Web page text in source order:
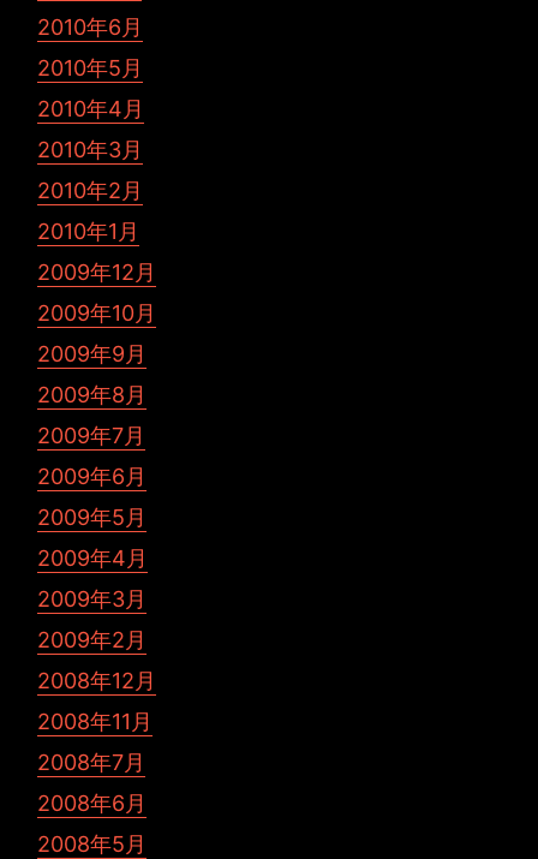
2010年6月
2010年5月
2010年4月
2010年3月
2010年2月
2010年1月
2009年12月
2009年10月
2009年9月
2009年8月
2009年7月
2009年6月
2009年5月
2009年4月
2009年3月
2009年2月
2008年12月
2008年11月
2008年7月
2008年6月
2008年5月